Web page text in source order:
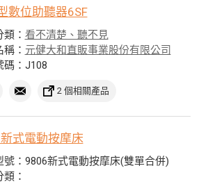
數位助聽器6SF
： 看不清楚、聽不見
： 元健大和直販事業股份有限公司
碼：J108
2 個相關產品
式電動按摩床
號：9806新式電動按摩床(雙單合併)
：